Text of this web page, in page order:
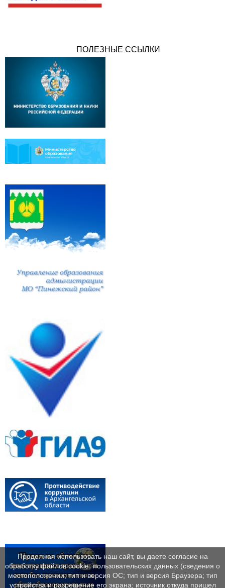
ПОЛЕЗНЫЕ ССЫЛКИ
Продолжая использовать наш сайт, вы даете согласие на
обработку файлов cookie, пользовательских данных (сведения о
местоположении; тип и версия ОС; тип и версия Браузера; тип
устройства и разрешение его экрана; источник откуда пришел